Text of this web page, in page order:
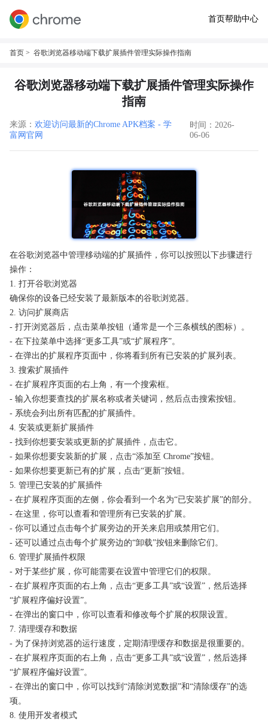
首页帮助中心
首页 > 谷歌浏览器移动端下载扩展插件管理实际操作指南
谷歌浏览器移动端下载扩展插件管理实际操作
指南
来源： 欢迎访问最新的Chrome APK档案 - 学
富网官网
时间：2026-
06-06
在谷歌浏览器中管理移动端的扩展插件，你可以按照以下步骤进行
操作：
1. 打开谷歌浏览器
确保你的设备已经安装了最新版本的谷歌浏览器。
2. 访问扩展商店
- 打开浏览器后，点击菜单按钮（通常是一个三条横线的图标）。
- 在下拉菜单中选择“更多工具”或“扩展程序”。
- 在弹出的扩展程序页面中，你将看到所有已安装的扩展列表。
3. 搜索扩展插件
- 在扩展程序页面的右上角，有一个搜索框。
- 输入你想要查找的扩展名称或者关键词，然后点击搜索按钮。
- 系统会列出所有匹配的扩展插件。
4. 安装或更新扩展插件
- 找到你想要安装或更新的扩展插件，点击它。
- 如果你想要安装新的扩展，点击“添加至 Chrome”按钮。
- 如果你想要更新已有的扩展，点击“更新”按钮。
5. 管理已安装的扩展插件
- 在扩展程序页面的左侧，你会看到一个名为“已安装扩展”的部分。
- 在这里，你可以查看和管理所有已安装的扩展。
- 你可以通过点击每个扩展旁边的开关来启用或禁用它们。
- 还可以通过点击每个扩展旁边的“卸载”按钮来删除它们。
6. 管理扩展插件权限
- 对于某些扩展，你可能需要在设置中管理它们的权限。
- 在扩展程序页面的右上角，点击“更多工具”或“设置”，然后选择
“扩展程序偏好设置”。
- 在弹出的窗口中，你可以查看和修改每个扩展的权限设置。
7. 清理缓存和数据
- 为了保持浏览器的运行速度，定期清理缓存和数据是很重要的。
- 在扩展程序页面的右上角，点击“更多工具”或“设置”，然后选择
“扩展程序偏好设置”。
- 在弹出的窗口中，你可以找到“清除浏览数据”和“清除缓存”的选
项。
8. 使用开发者模式